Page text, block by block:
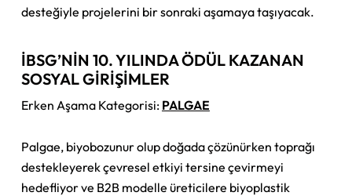
desteğiyle projelerini bir sonraki aşamaya taşıyacak.
İBSG’NİN 10. YILINDA ÖDÜL KAZANAN
SOSYAL GİRİŞİMLER
Erken Aşama Kategorisi: PALGAE
Palgae, biyobozunur olup doğada çözünürken toprağı
destekleyerek çevresel etkiyi tersine çevirmeyi
hedefliyor ve B2B modelle üreticilere biyoplastik